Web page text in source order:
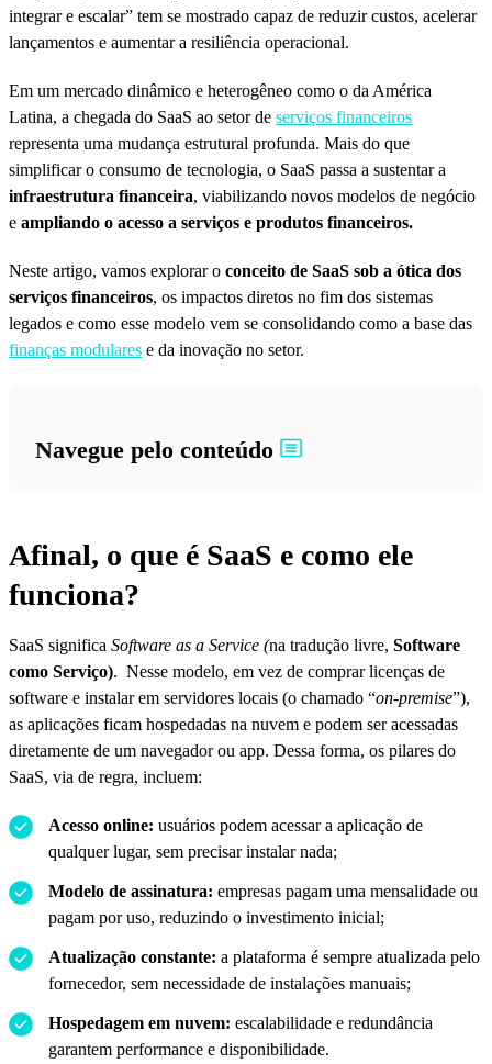
integrar e escalar” tem se mostrado capaz de reduzir custos, acelerar
lançamentos e aumentar a resiliência operacional.
Em um mercado dinâmico e heterogêneo como o da América
Latina, a chegada do SaaS ao setor de serviços financeiros
representa uma mudança estrutural profunda. Mais do que
simplificar o consumo de tecnologia, o SaaS passa a sustentar a
infraestrutura financeira, viabilizando novos modelos de negócio
e ampliando o acesso a serviços e produtos financeiros.
Neste artigo, vamos explorar o conceito de SaaS sob a ótica dos
serviços financeiros, os impactos diretos no fim dos sistemas
legados e como esse modelo vem se consolidando como a base das
finanças modulares e da inovação no setor.
Navegue pelo conteúdo
Afinal, o que é SaaS e como ele
funciona?
SaaS significa Software as a Service (na tradução livre, Software
como Serviço). Nesse modelo, em vez de comprar licenças de
software e instalar em servidores locais (o chamado “on-premise”),
as aplicações ficam hospedadas na nuvem e podem ser acessadas
diretamente de um navegador ou app. Dessa forma, os pilares do
SaaS, via de regra, incluem:
Acesso online: usuários podem acessar a aplicação de
qualquer lugar, sem precisar instalar nada;
Modelo de assinatura: empresas pagam uma mensalidade ou
pagam por uso, reduzindo o investimento inicial;
Atualização constante: a plataforma é sempre atualizada pelo
fornecedor, sem necessidade de instalações manuais;
Hospedagem em nuvem: escalabilidade e redundância
garantem performance e disponibilidade.